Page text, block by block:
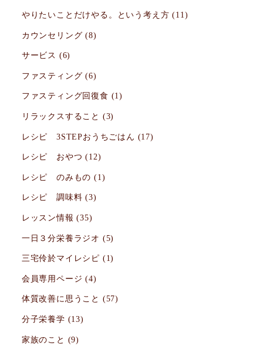
やりたいことだけやる。という考え方 (11)
カウンセリング (8)
サービス (6)
ファスティング (6)
ファスティング回復食 (1)
リラックスすること (3)
レシピ 3STEPおうちごはん (17)
レシピ おやつ (12)
レシピ のみもの (1)
レシピ 調味料 (3)
レッスン情報 (35)
一日３分栄養ラジオ (5)
三宅伶於マイレシピ (1)
会員専用ページ (4)
体質改善に思うこと (57)
分子栄養学 (13)
家族のこと (9)